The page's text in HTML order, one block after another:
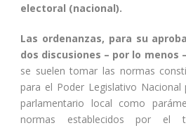
electoral (nacional).
Las ordenanzas, para su
dos discusiones – por lo menos
se suelen tomar las normas
para el Poder Legislativo
parlamentario local como
normas establecidos por el